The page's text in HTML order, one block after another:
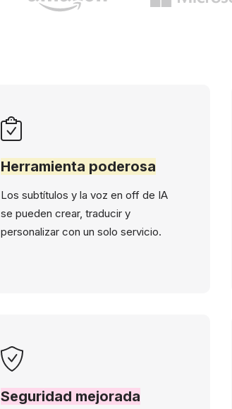
Herramienta poderosa
Los subtítulos y la voz en off de IA
se pueden crear, traducir y
personalizar con un solo servicio.
Seguridad mejorada